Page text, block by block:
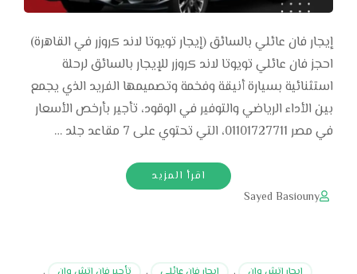
إيجار فان عائلي بالسائق (إيجار تويوتا لاند كروزر في القاهرة)
احجز فان عائلي تويوتا لاند كروزر للإيجار بالسائق لرحلة
استثنائية بسيارة أنيقة وفخمة وتصميمها الفريد الذي يجمع
بين الأداء الرياضي والتوفير في الوقود، تأجير بأرخص الأسعار
في مصر 01101727711، التي تحتوي على 7 مقاعد جلد …
اقرأ المزيد
Sayed Basiouny